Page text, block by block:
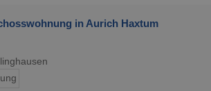
in Aurich Haxtum